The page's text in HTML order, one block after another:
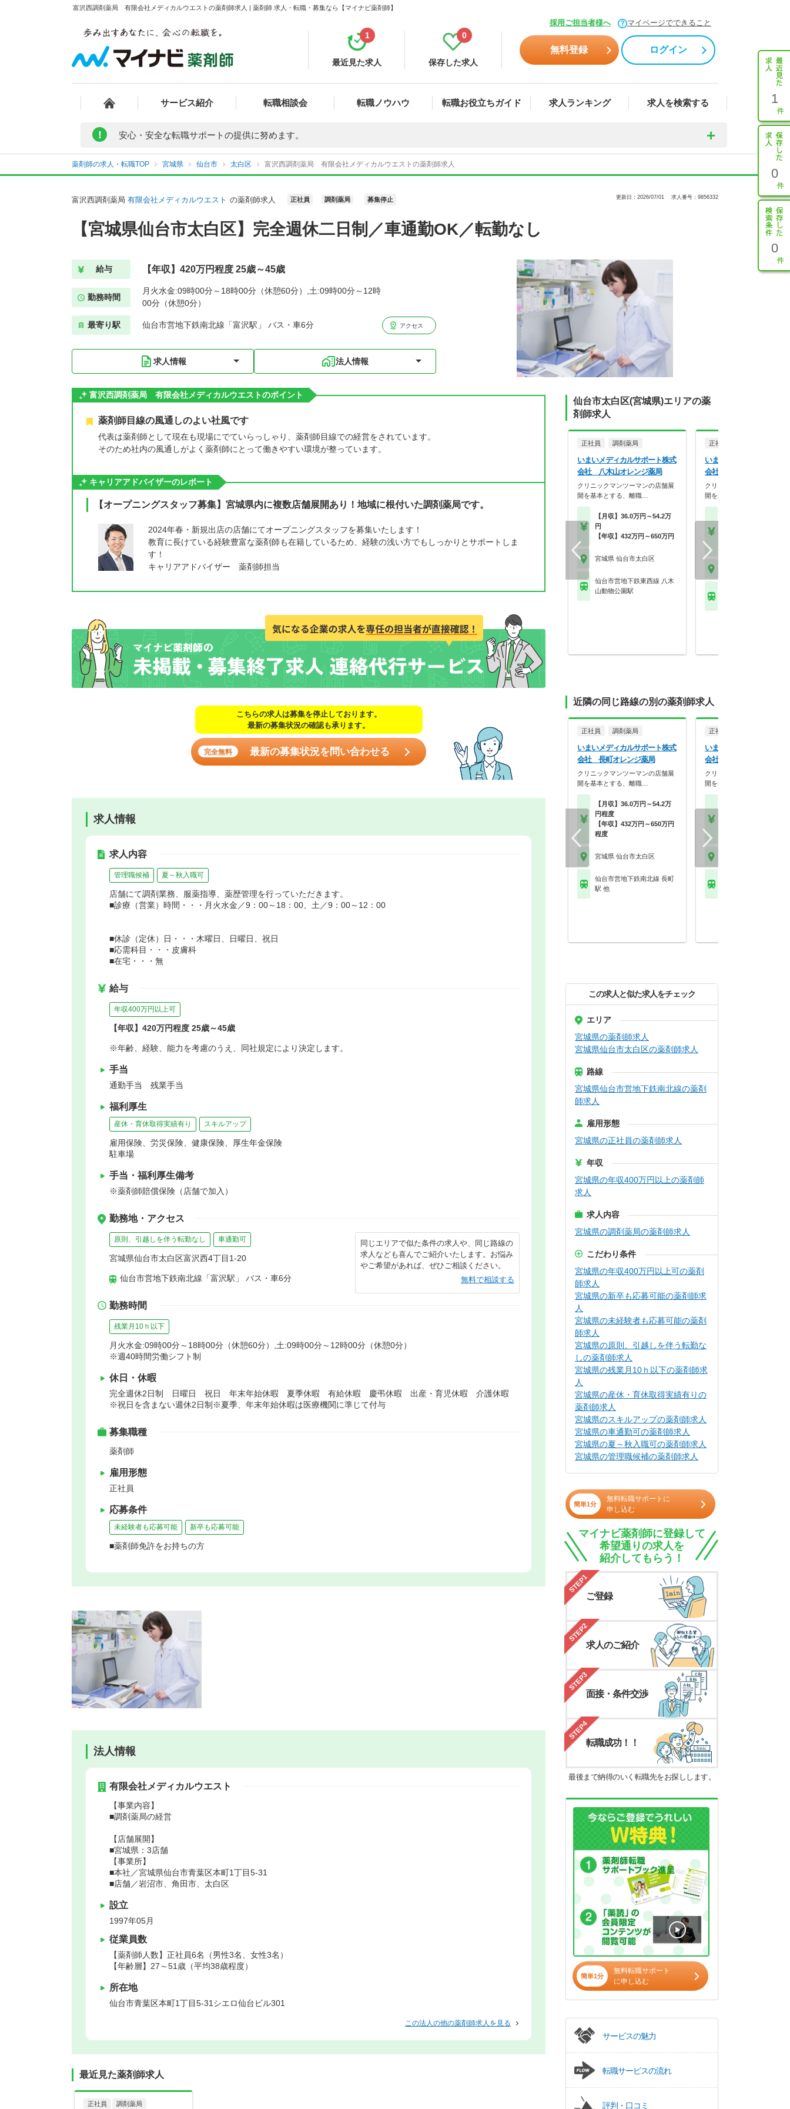
富沢西調剤薬局 有限会社メディカルウエストの薬剤師求人 | 薬剤師 求人・転職・募集なら【マイナビ薬剤師】
採用ご担当者様へ マイページでできること
最近見た求人
1
保存した求人
0
無料登録 ログイン
サービス紹介 転職相談会 転職ノウハウ 転職お役立ちガイド 求人ランキング 求人を検索する 1
0
0
! 安心・安全な転職サポートの提供に努めます。
薬剤師の求人・転職TOP 宮城県 仙台市 太白区 富沢西調剤薬局 有限会社メディカルウエストの薬剤師求人
富沢西調剤薬局 有限会社メディカルウエスト の薬剤師求人 正社員 調剤薬局 募集停止 更新日：2026/07/01 求人番号：9856332
【宮城県仙台市太白区】完全週休二日制／車通勤OK／転勤なし
給与 【年収】420万円程度 25歳～45歳
勤務時間
月火水金:09時00分～18時00分（休憩60分）,土:09時00分～12時
00分（休憩0分）
最寄り駅 仙台市営地下鉄南北線「富沢駅」 バス・車6分 アクセス
求人情報 法人情報
富沢西調剤薬局 有限会社メディカルウエストのポイント
薬剤師目線の風通しのよい社風です
代表は薬剤師として現在も現場にでていらっしゃり、薬剤師目線での経営をされています。
そのため社内の風通しがよく薬剤師にとって働きやすい環境が整っています。
キャリアアドバイザーのレポート
【オープニングスタッフ募集】宮城県内に複数店舗展開あり！地域に根付いた調剤薬局です。
2024年春・新規出店の店舗にてオープニングスタッフを募集いたします！
教育に長けている経験豊富な薬剤師も在籍しているため、経験の浅い方でもしっかりとサポートしま
す！
キャリアアドバイザー 薬剤師担当
こちらの求人は募集を停止しております。
最新の募集状況の確認も承ります。
完全無料 最新の募集状況を問い合わせる
求人情報
求人内容
管理職候補 夏～秋入職可
店舗にて調剤業務、服薬指導、薬歴管理を行っていただきます。
■診療（営業）時間・・・月火水金／9：00～18：00、土／9：00～12：00
■休診（定休）日・・・木曜日、日曜日、祝日
■応需科目・・・皮膚科
■在宅・・・無
給与
年収400万円以上可
【年収】420万円程度 25歳～45歳
※年齢、経験、能力を考慮のうえ、同社規定により決定します。
手当
通勤手当 残業手当
福利厚生
産休・育休取得実績有り スキルアップ
雇用保険、労災保険、健康保険、厚生年金保険
駐車場
手当・福利厚生備考
※薬剤師賠償保険（店舗で加入）
勤務地・アクセス
原則、引越しを伴う転勤なし 車通勤可
宮城県仙台市太白区富沢西4丁目1-20
仙台市営地下鉄南北線「富沢駅」 バス・車6分
同じエリアで似た条件の求人や、同じ路線の
求人なども喜んでご紹介いたします。お悩み
やご希望があれば、ぜひご相談ください。
無料で相談する
勤務時間
残業月10ｈ以下
月火水金:09時00分～18時00分（休憩60分）,土:09時00分～12時00分（休憩0分）
※週40時間労働シフト制
休日・休暇
完全週休2日制 日曜日 祝日 年末年始休暇 夏季休暇 有給休暇 慶弔休暇 出産・育児休暇 介護休暇
※祝日を含まない週休2日制※夏季、年末年始休暇は医療機関に準じて付与
募集職種
薬剤師
雇用形態
正社員
応募条件
未経験者も応募可能 新卒も応募可能
■薬剤師免許をお持ちの方
法人情報
有限会社メディカルウエスト
【事業内容】
■調剤薬局の経営
【店舗展開】
■宮城県：3店舗
【事業所】
■本社／宮城県仙台市青葉区本町1丁目5-31
■店舗／岩沼市、角田市、太白区
設立
1997年05月
従業員数
【薬剤師人数】正社員6名（男性3名、女性3名）
【年齢層】27～51歳（平均38歳程度）
所在地
仙台市青葉区本町1丁目5-31シエロ仙台ビル301
この法人の他の薬剤師求人を見る
最近見た薬剤師求人
正社員 調剤薬局
仙台市太白区(宮城県)エリアの薬
剤師求人
正社員 調剤薬局
いまいメディカルサポート株式
会社 八木山オレンジ薬局
クリニックマンツーマンの店舗展
開を基本とする、離職…
【月収】36.0万円～54.2万
円
【年収】432万円～650万円
宮城県 仙台市太白区
仙台市営地下鉄東西線 八木
山動物公園駅
正社員
いまいメディカルサポー
会社 長町オレンジ薬局
クリニックマンツーマンの
開を基本とする、離職…
近隣の同じ路線の別の薬剤師求人
正社員 調剤薬局
いまいメディカルサポート株式
会社 長町オレンジ薬局
クリニックマンツーマンの店舗展
開を基本とする、離職…
【月収】36.0万円～54.2万
円程度
【年収】432万円～650万円
程度
宮城県 仙台市太白区
仙台市営地下鉄南北線 長町
駅 他
正社員
いまいメディカルサポー
会社 大野田オレンジ薬局
クリニックマンツーマンの
開を基本とする、離職…
この求人と似た求人をチェック
エリア
宮城県の薬剤師求人
宮城県仙台市太白区の薬剤師求人
路線
宮城県仙台市営地下鉄南北線の薬剤
師求人
雇用形態
宮城県の正社員の薬剤師求人
年収
宮城県の年収400万円以上の薬剤師
求人
求人内容
宮城県の調剤薬局の薬剤師求人
こだわり条件
宮城県の年収400万円以上可の薬剤
師求人
宮城県の新卒も応募可能の薬剤師求
人
宮城県の未経験者も応募可能の薬剤
師求人
宮城県の原則、引越しを伴う転勤な
しの薬剤師求人
宮城県の残業月10ｈ以下の薬剤師求
人
宮城県の産休・育休取得実績有りの
薬剤師求人
宮城県のスキルアップの薬剤師求人
宮城県の車通勤可の薬剤師求人
宮城県の夏～秋入職可の薬剤師求人
宮城県の管理職候補の薬剤師求人
簡単1分
無料転職サポートに
申し込む
マイナビ薬剤師に登録して
希望通りの求人を
紹介してもらう！
STEP1
ご登録
STEP2
求人のご紹介
STEP3
面接・条件交渉
STEP4
転職成功！！
最後まで納得のいく転職先をお探しします。
簡単1分
無料転職サポート
に申し込む
サービスの魅力
転職サービスの流れ
評判・口コミ